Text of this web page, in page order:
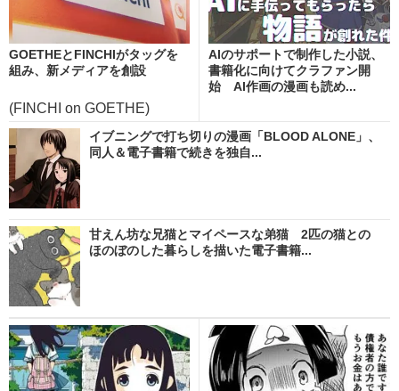
GOETHEとFINCHIがタッグを
組み、新メディアを創設
(FINCHI on GOETHE)
AIのサポートで制作した小説、
書籍化に向けてクラファン開
始 AI作画の漫画も読め...
イブニングで打ち切りの漫画「BLOOD ALONE」、
同人＆電子書籍で続きを独自...
甘えん坊な兄猫とマイペースな弟猫 2匹の猫との
ほのぼのした暮らしを描いた電子書籍...